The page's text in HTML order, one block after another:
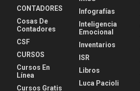
CONTADORES
Cosas De
Contadores
CSF
CURSOS
Cursos En
Línea
Cursos Gratis
Infografías
Inteligencia
Emocional
Inventarios
ISR
Libros
Luca Pacioli